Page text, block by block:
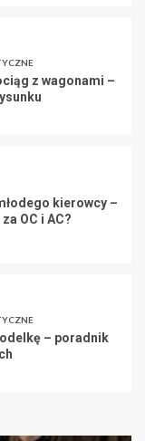
z wagonami –
kierowcy –
OC i AC?
– poradnik